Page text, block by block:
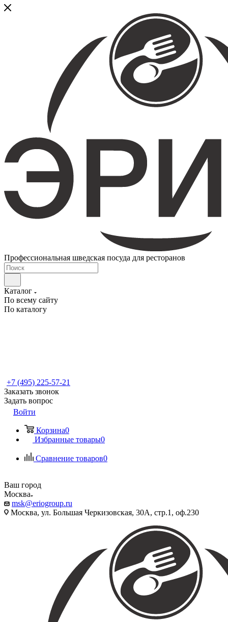
Профессиональная шведская посуда для ресторанов
Каталог
По всему сайту
По каталогу
+7 (495) 225-57-21
Заказать звонок
Задать вопрос
Войти
Корзина0
Избранные товары0
Сравнение товаров0
Ваш город
Москва
msk@eriogroup.ru
Москва, ул. Большая Черкизовская, 30А, стр.1, оф.230